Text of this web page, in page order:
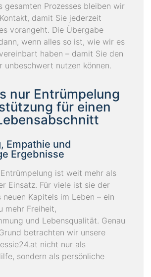
gesamten Prozesses bleiben wir
damit Sie jederzeit
vorangeht. Die Übergabe
wenn alles so ist, wie wir es
haben – damit Sie den
unbeschwert nutzen können.
nur Entrümpelung
für einen
Empathie und
Ergebnisse
ist weit mehr als
Einsatz. Für viele ist sie der
neuen Kapitels im Leben – ein
mehr Freiheit,
und Lebensqualität. Genau
betrachten wir unsere
nicht nur als
sondern als persönliche